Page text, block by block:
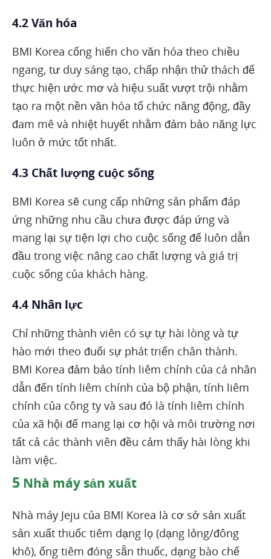
4.2 Văn hóa
BMI Korea cống hiến cho văn hóa theo chiều
ngang, tư duy sáng tạo, chấp nhận thử thách để
thực hiện ước mơ và hiệu suất vượt trội nhằm
tạo ra một nền văn hóa tổ chức năng động, đầy
đam mê và nhiệt huyết nhằm đảm bảo năng lực
luôn ở mức tốt nhất.
4.3 Chất lượng cuộc sống
BMI Korea sẽ cung cấp những sản phẩm đáp
ứng những nhu cầu chưa được đáp ứng và
mang lại sự tiện lợi cho cuộc sống để luôn dẫn
đầu trong việc nâng cao chất lượng và giá trị
cuộc sống của khách hàng.
4.4 Nhân lực
Chỉ những thành viên có sự tự hài lòng và tự
hào mới theo đuổi sự phát triển chân thành.
BMI Korea đảm bảo tính liêm chính của cá nhân
dẫn đến tính liêm chính của bộ phận, tính liêm
chính của công ty và sau đó là tính liêm chính
của xã hội để mang lại cơ hội và môi trường nơi
tất cả các thành viên đều cảm thấy hài lòng khi
làm việc.
5 Nhà máy sản xuất
Nhà máy Jeju của BMI Korea là cơ sở sản xuất
sản xuất thuốc tiêm dạng lọ (dạng lỏng/đông
khô), ống tiêm đóng sẵn thuốc, dạng bào chế